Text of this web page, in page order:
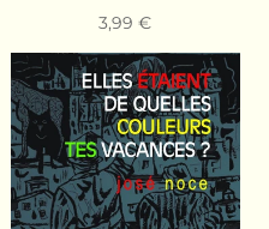
3,99 €